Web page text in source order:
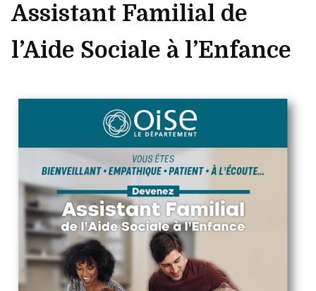
Assistant Familial de
l’Aide Sociale à l’Enfance